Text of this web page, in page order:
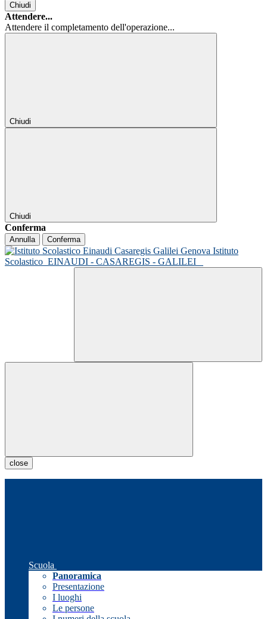
Chiudi
Attendere...
Attendere il completamento dell'operazione...
Chiudi
Chiudi
Conferma
Annulla Conferma
Istituto
Scolastico EINAUDI - CASAREGIS - GALILEI
close
Scuola
Panoramica
Presentazione
I luoghi
Le persone